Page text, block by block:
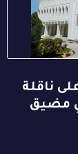
ناقلة
مضيق